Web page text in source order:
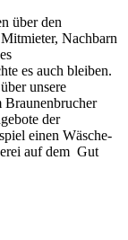
über den
Nachbarn
es auch bleiben.
unsere
der
einen Wäsche-
auf dem Gut